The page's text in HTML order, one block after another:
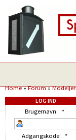
Home»Forum»
LOG IND
Brugernavn: *
Adgangskode: *